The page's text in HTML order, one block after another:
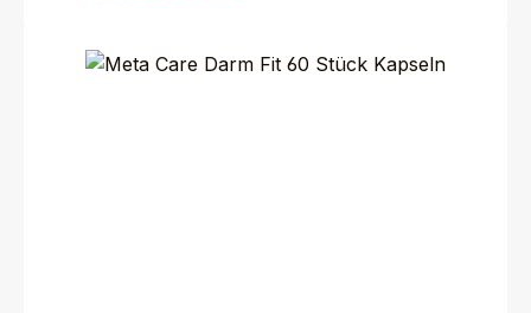
Bildergalerie überspringen